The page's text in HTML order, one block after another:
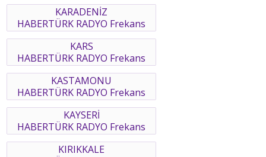
KARADENİZ
HABERTÜRK RADYO Frekans
KARS
HABERTÜRK RADYO Frekans
KASTAMONU
HABERTÜRK RADYO Frekans
KAYSERİ
HABERTÜRK RADYO Frekans
KIRIKKALE